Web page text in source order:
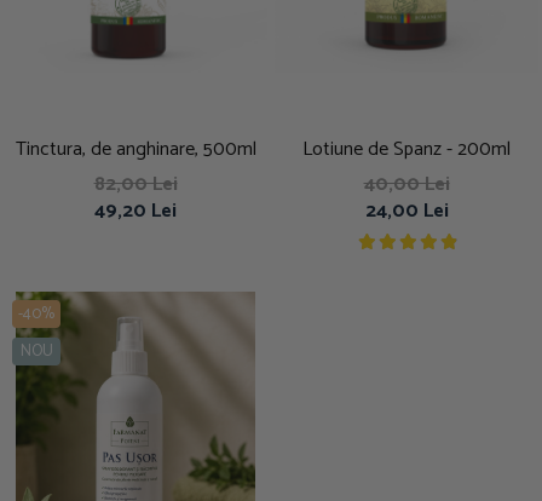
Tinctura, de anghinare, 500ml
82,00 Lei
49,20 Lei
Lotiune de Spanz - 200ml
40,00 Lei
24,00 Lei
-40%
NOU